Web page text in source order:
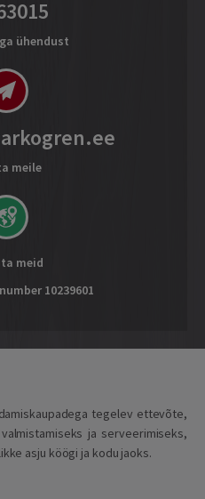
ühendust
meile
meid
10239601
tegelev ettevõte,
ja serveerimiseks,
asju köögi ja kodu jaoks.